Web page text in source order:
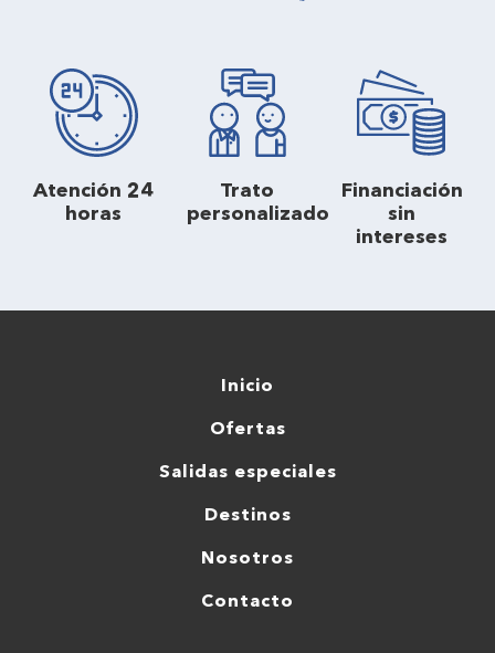
Atención 24
horas
Trato
personalizado
Financiación
sin
intereses
Inicio
Ofertas
Salidas especiales
Destinos
Nosotros
Contacto